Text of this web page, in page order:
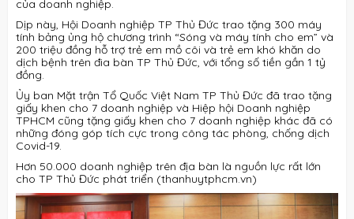
của doanh nghiệp.
Dịp này, Hội Doanh nghiệp TP Thủ Đức trao tặng 300 máy
tính bảng ủng hộ chương trình “Sóng và máy tính cho em” và
200 triệu đồng hỗ trợ trẻ em mồ côi và trẻ em khó khăn do
dịch bệnh trên đia bàn TP Thủ Đức, với tổng số tiền gần 1 tỷ
đồng.
Ủy ban Mặt trận Tổ Quốc Việt Nam TP Thủ Đức đã trao tặng
giấy khen cho 7 doanh nghiệp và Hiệp hội Doanh nghiệp
TPHCM cũng tặng giấy khen cho 7 doanh nghiệp khác đã có
những đóng góp tích cực trong công tác phòng, chống dịch
Covid-19.
Hơn 50.000 doanh nghiệp trên địa bàn là nguồn lực rất lớn
cho TP Thủ Đức phát triển (thanhuytphcm.vn)